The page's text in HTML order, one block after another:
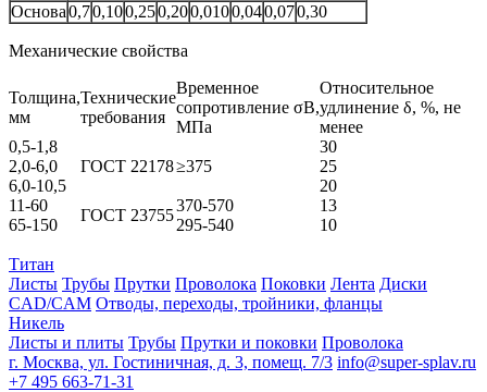
Основа0,70,100,250,200,0100,040,070,30
Механические свойства
Толщина,
мм
Технические
требования
Временное
сопротивление σB,
МПа
Относительное
удлинение δ, %, не
менее
0,5-1,8
ГОСТ 22178≥375
30
2,0-6,0
25
6,0-10,5
20
11-60
ГОСТ 23755
370-570
13
65-150
295-540 10
Титан
Листы Трубы Прутки Проволока Поковки Лента Диски
CAD/CAM Отводы, переходы, тройники, фланцы
Никель
Листы и плиты Трубы Прутки и поковки Проволока
г. Москва, ул. Гостиничная, д. 3, помещ. 7/3 info@super-splav.ru
+7 495 663-71-31